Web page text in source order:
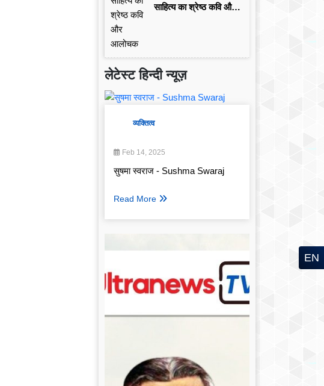
साहित्य का श्रेष्ठ कवि और
लेटेस्ट हिन्दी न्यूज़
व्यक्तित्व
Feb 14, 2025
सुषमा स्वराज - Sushma Swaraj
Read More
EN